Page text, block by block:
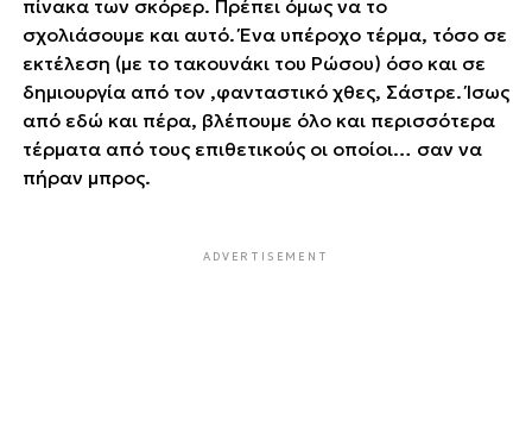
πίνακα των σκόρερ. Πρέπει όμως να το
σχολιάσουμε και αυτό. Ένα υπέροχο τέρμα, τόσο σε
εκτέλεση (με το τακουνάκι του Ρώσου) όσο και σε
δημιουργία από τον ,φανταστικό χθες, Σάστρε. Ίσως
από εδώ και πέρα, βλέπουμε όλο και περισσότερα
τέρματα από τους επιθετικούς οι οποίοι… σαν να
πήραν μπρος.
ADVERTISEMENT